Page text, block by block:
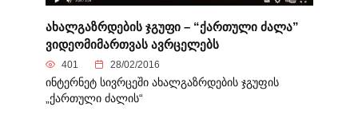
ახალგაზრდების ჯგუფი – “ქართული ძალა”
ვიდეომიმართვას ავრცელებს
401 28/02/2016
ინტერნეტ სივრცეში ახალგაზრდების ჯგუფის
„ქართული ძალის“